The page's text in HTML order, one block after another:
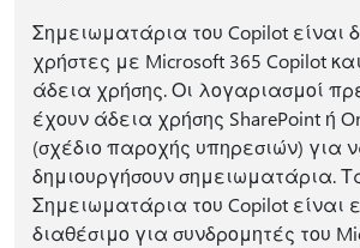
Σημειωματάρια του Copilot είναι
χρήστες με Microsoft 365 Copilot
άδεια χρήσης. Οι λογαριασμοί
έχουν άδεια χρήσης SharePoint ή
(σχέδιο παροχής υπηρεσιών) για
δημιουργήσουν σημειωματάρια.
Σημειωματάρια του Copilot είναι
διαθέσιμο για συνδρομητές του